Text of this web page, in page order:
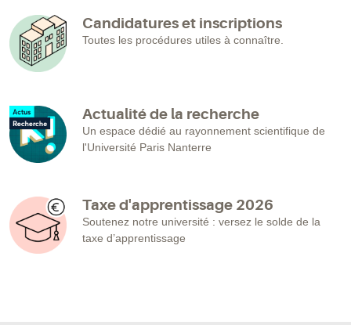
Candidatures et inscriptions
Toutes les procédures utiles à connaître.
Actualité de la recherche
Un espace dédié au rayonnement scientifique de
l'Université Paris Nanterre
Taxe d'apprentissage 2026
Soutenez notre université : versez le solde de la
taxe d’apprentissage